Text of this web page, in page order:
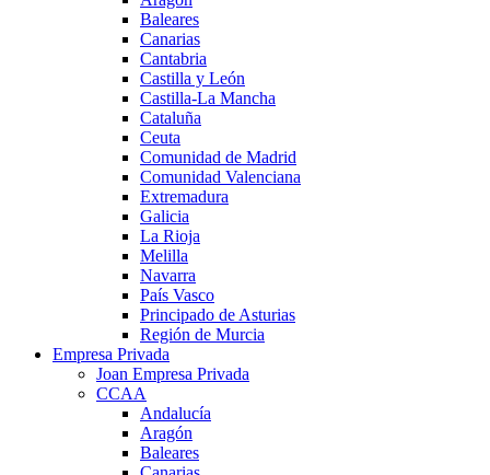
Baleares
Canarias
Cantabria
Castilla y León
Castilla-La Mancha
Cataluña
Ceuta
Comunidad de Madrid
Comunidad Valenciana
Extremadura
Galicia
La Rioja
Melilla
Navarra
País Vasco
Principado de Asturias
Región de Murcia
Empresa Privada
Joan Empresa Privada
CCAA
Andalucía
Aragón
Baleares